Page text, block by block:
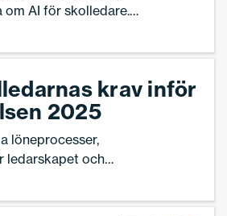
AI för skolledare.
skolledare:
krav inför
2025
löneprocesser,
ledarskapet och
yrkanden inför